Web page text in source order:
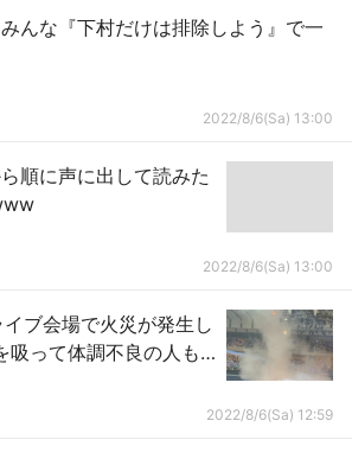
みんな『下村だけは排除しよう』で一
2022/8/6(Sa) 13:00
順に声に出して読みた
2022/8/6(Sa) 13:00
ブ会場で火災が発生し
吸って体調不良の人も…
2022/8/6(Sa) 12:59